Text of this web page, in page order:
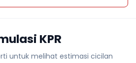
KPR
untuk melihat estimasi cicilan